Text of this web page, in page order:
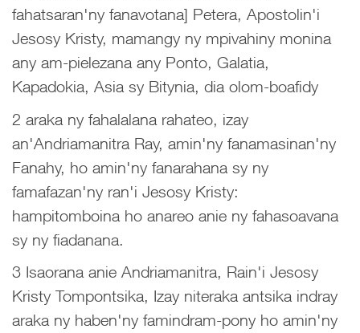
fahatsaran'ny fanavotana] Petera, Apostolin'i
Jesosy Kristy, mamangy ny mpivahiny monina
any am-pielezana any Ponto, Galatia,
Kapadokia, Asia sy Bitynia, dia olom-boafidy
2 araka ny fahalalana rahateo, izay
an'Andriamanitra Ray, amin'ny fanamasinan'ny
Fanahy, ho amin'ny fanarahana sy ny
famafazan'ny ran'i Jesosy Kristy:
hampitomboina ho anareo anie ny fahasoavana
sy ny fiadanana.
3 Isaorana anie Andriamanitra, Rain'i Jesosy
Kristy Tompontsika, Izay niteraka antsika indray
araka ny haben'ny famindram-pony ho amin'ny